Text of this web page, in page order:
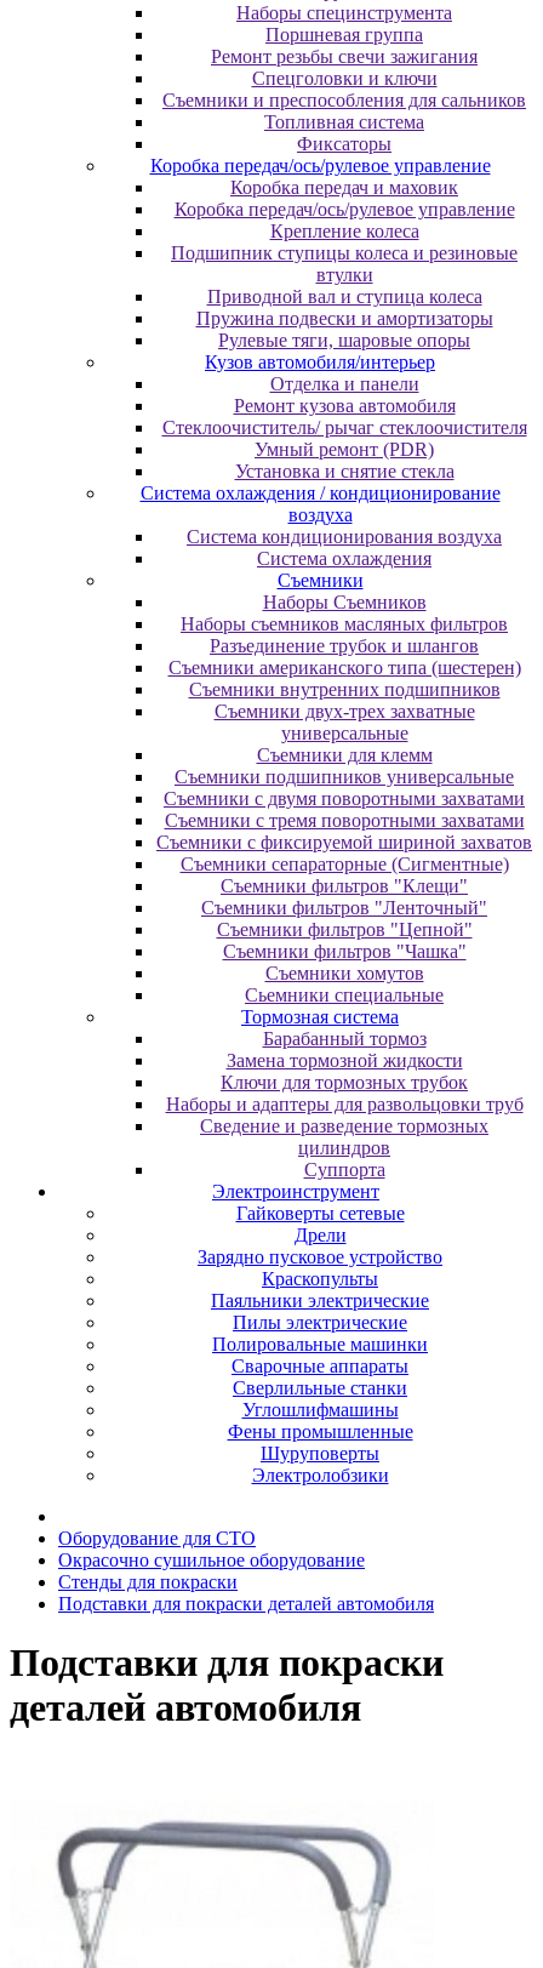
Наборы специнструмента
Поршневая группа
Ремонт резьбы свечи зажигания
Спецголовки и ключи
Съемники и преспособления для сальников
Топливная система
Фиксаторы
Коробка передач/ось/рулевое управление
Коробка передач и маховик
Коробка передач/ось/рулевое управление
Крепление колеса
Подшипник ступицы колеса и резиновые
втулки
Приводной вал и ступица колеса
Пружина подвески и амортизаторы
Рулевые тяги, шаровые опоры
Кузов автомобиля/интерьер
Отделка и панели
Ремонт кузова автомобиля
Стеклоочиститель/ рычаг стеклоочистителя
Умный ремонт (PDR)
Установка и снятие стекла
Система охлаждения / кондиционирование
воздуха
Система кондиционирования воздуха
Система охлаждения
Съемники
Наборы Съемников
Наборы съемников масляных фильтров
Разъединение трубок и шлангов
Съемники американского типа (шестерен)
Съемники внутренних подшипников
Съемники двух-трех захватные
универсальные
Съемники для клемм
Съемники подшипников универсальные
Съемники с двумя поворотными захватами
Съемники с тремя поворотными захватами
Съемники с фиксируемой шириной захватов
Съемники сепараторные (Сигментные)
Съемники фильтров "Клещи"
Съемники фильтров "Ленточный"
Съемники фильтров "Цепной"
Съемники фильтров "Чашка"
Съемники хомутов
Сьемники специальные
Тормозная система
Барабанный тормоз
Замена тормозной жидкости
Ключи для тормозных трубок
Наборы и адаптеры для развольцовки труб
Сведение и разведение тормозных
цилиндров
Суппорта
Электроинструмент
Гайковерты сетевые
Дрели
Зарядно пусковое устройство
Краскопульты
Паяльники электрические
Пилы электрические
Полировальные машинки
Сварочные аппараты
Сверлильные станки
Углошлифмашины
Фены промышленные
Шуруповерты
Электролобзики
Oбopудoвaниe для CTO
Oкpacoчнo cушильнoe oбopудoвaниe
Cтeнды для пoкpacки
Подставки для покраски деталей автомобиля
Подставки для покраски
деталей автомобиля